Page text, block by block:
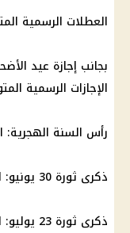
العطلات الرسمية
بجانب إجازة عيد
الإجازات الرسمية
رأس السنة الهجرية: الخميس
ذكرى ثورة 30 يونيو: الإثنين 30 يونيو 2025
ذكرى ثورة 23 يوليو: الأربعاء 23 يوليو 2025